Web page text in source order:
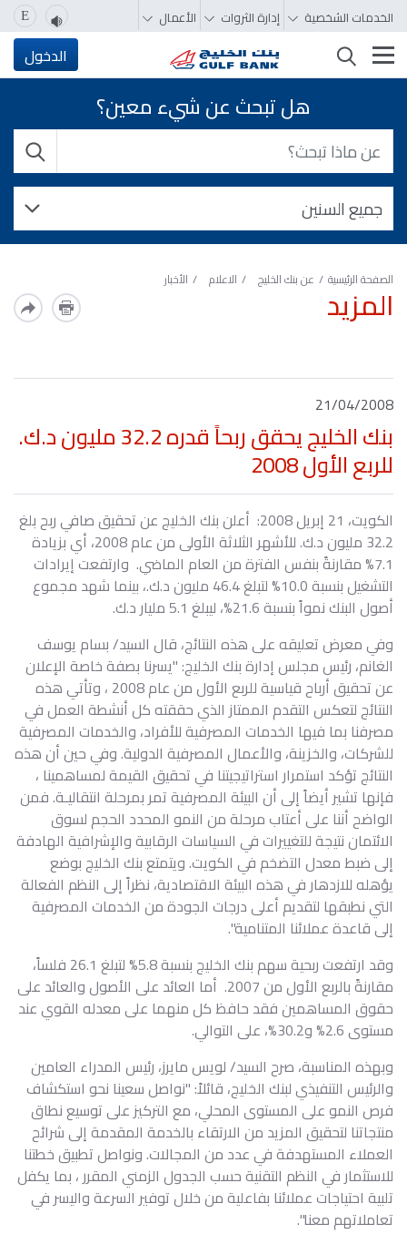
الخدمات الشخصية إدارة الثروات الأعمال E
تغيير التصفّح الدخول
هل تبحث عن شيء معين؟
الصفحة الرئيسية عن بنك الخليج الاعلام الأخبار
المزيد
21/04/2008
بنك الخليج يحقق ربحاً قدره 32.2 مليون د.ك.
للربع الأول 2008
الكويت، 21 إبريل 2008: أعلن بنك الخليج عن تحقيق صافي ربح بلغ
32.2 مليون د.ك. للأشهر الثلاثة الأولى من عام 2008، أي بزيادة
7.1% مقارنةً بنفس الفترة من العام الماضي. وارتفعت إيرادات
التشغيل بنسبة 10.0% لتبلغ 46.4 مليون د.ك.، بينما شهد مجموع
أصول البنك نمواً بنسبة 21.6%، ليبلغ 5.1 مليار د.ك.
وفي معرض تعليقه على هذه النتائج، قال السيد/ بسام يوسف
الغانم، رئيس مجلس إدارة بنك الخليج: "يسرنا بصفة خاصة الإعلان
عن تحقيق أرباح قياسية للربع الأول من عام 2008 ، وتأتي هذه
النتائج لتعكس التقدم الممتاز الذي حققته كل أنشطة العمل في
مصرفنا بما فيها الخدمات المصرفية للأفراد، والخدمات المصرفية
للشركات، والخزينة، والأعمال المصرفية الدولية. وفي حين أن هذه
النتائج تؤكد استمرار استراتيجيتنا في تحقيق القيمة لمساهمينا ،
فإنها تشير أيضاً إلى أن البيئة المصرفية تمر بمرحلة انتقاليـة. فمن
الواضح أننا على أعتاب مرحلة من النمو المحدد الحجم لسوق
الائتمان نتيجة للتغييرات في السياسات الرقابية والإشرافية الهادفة
إلى ضبط معدل التضخم في الكويت. ويتمتع بنك الخليج بوضع
يؤهله للازدهار في هذه البيئة الاقتصادية، نظراً إلى النظم الفعالة
التي نطبقها لتقديم أعلى درجات الجودة من الخدمات المصرفية
إلى قاعدة عملائنا المتنامية".
وقد ارتفعت ربحية سهم بنك الخليج بنسبة 5.8% لتبلغ 26.1 فلساً،
مقارنةً بالربع الأول من 2007. أما العائد على الأصول والعائد على
حقوق المساهمين فقد حافظ كل منهما على معدله القوي عند
مستوى 2.6% و30.2%، على التوالي.
وبهذه المناسبة، صرح السيد/ لويس مايرز، رئيس المدراء العامين
والرئيس التنفيذي لبنك الخليج، قائلاً: "نواصل سعينا نحو استكشاف
فرص النمو على المستوى المحلي، مع التركيز على توسيع نطاق
منتجاتنا لتحقيق المزيد من الارتقاء بالخدمة المقدمة إلى شرائح
العملاء المستهدفة في عدد من المجالات. ونواصل تطبيق خطتنا
للاستثمار في النظم التقنية حسب الجدول الزمني المقرر ، بما يكفل
تلبية احتياجات عملائنا بفاعلية من خلال توفير السرعة واليسر في
تعاملاتهم معنا".